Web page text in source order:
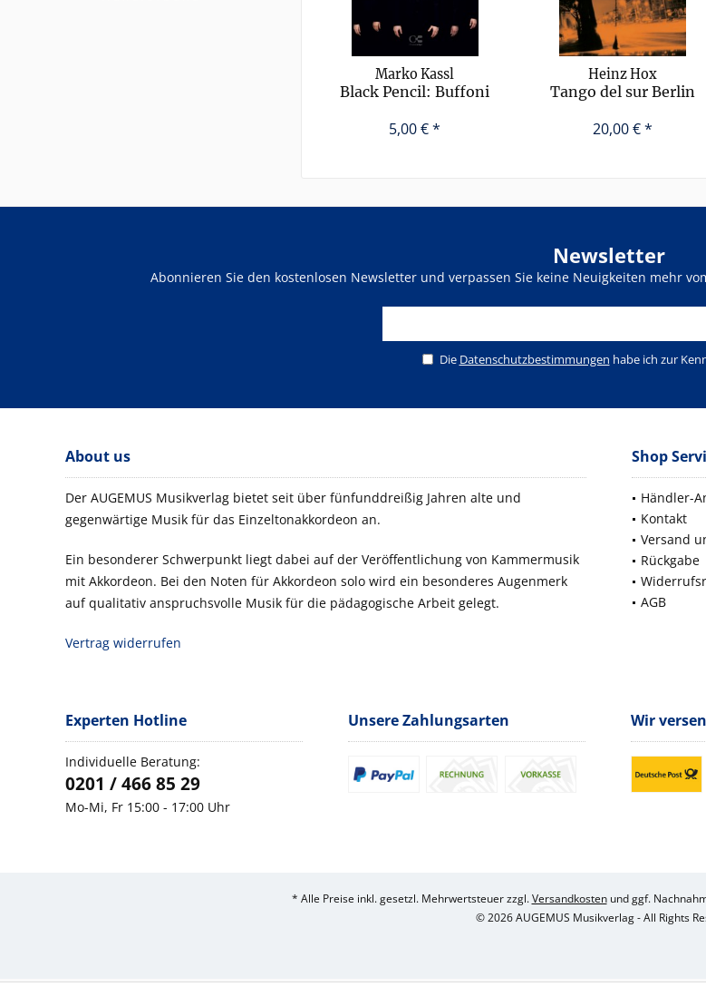
Marko Kassl
Black Pencil: Buffoni
5,00 € *
Heinz Hox
Tango del sur Berlin
20,00 € *
Newsletter
Abonnieren Sie den kostenlosen Newsletter und verpassen Sie keine Neuigkeiten mehr
Die Datenschutzbestimmungen habe ich zur
About us
Der AUGEMUS Musikverlag bietet seit über fünfunddreißig Jahren alte und
gegenwärtige Musik für das Einzeltonakkordeon an.
Ein besonderer Schwerpunkt liegt dabei auf der Veröffentlichung von Kammermusik
mit Akkordeon. Bei den Noten für Akkordeon solo wird ein besonderes Augenmerk
auf qualitativ anspruchsvolle Musik für die pädagogische Arbeit gelegt.
Vertrag widerrufen
Shop
Händler-
Kontakt
Versand
Rückgabe
AGB
Experten Hotline
Individuelle Beratung:
0201 / 466 85 29
Mo-Mi, Fr 15:00 - 17:00 Uhr
Unsere Zahlungsarten Wir
* Alle Preise inkl. gesetzl. Mehrwertsteuer zzgl.Versandkostenund ggf.
© 2026 AUGEMUS Musikverlag - All Rights